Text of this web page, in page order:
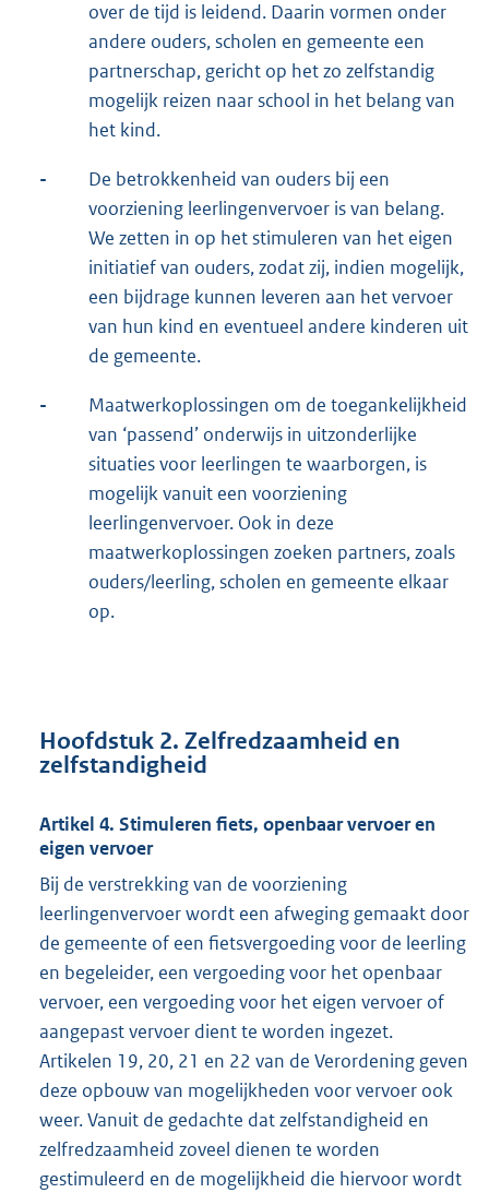
over de tijd is leidend. Daarin vormen onder
andere ouders, scholen en gemeente een
partnerschap, gericht op het zo zelfstandig
mogelijk reizen naar school in het belang van
het kind.
-
De betrokkenheid van ouders bij een
voorziening leerlingenvervoer is van belang.
We zetten in op het stimuleren van het eigen
initiatief van ouders, zodat zij, indien mogelijk,
een bijdrage kunnen leveren aan het vervoer
van hun kind en eventueel andere kinderen uit
de gemeente.
-
Maatwerkoplossingen om de toegankelijkheid
van ‘passend’ onderwijs in uitzonderlijke
situaties voor leerlingen te waarborgen, is
mogelijk vanuit een voorziening
leerlingenvervoer. Ook in deze
maatwerkoplossingen zoeken partners, zoals
ouders/leerling, scholen en gemeente elkaar
op.
Hoofdstuk 2. Zelfredzaamheid en
zelfstandigheid
Artikel 4. Stimuleren fiets, openbaar vervoer en
eigen vervoer
Bij de verstrekking van de voorziening
leerlingenvervoer wordt een afweging gemaakt door
de gemeente of een fietsvergoeding voor de leerling
en begeleider, een vergoeding voor het openbaar
vervoer, een vergoeding voor het eigen vervoer of
aangepast vervoer dient te worden ingezet.
Artikelen 19, 20, 21 en 22 van de Verordening geven
deze opbouw van mogelijkheden voor vervoer ook
weer. Vanuit de gedachte dat zelfstandigheid en
zelfredzaamheid zoveel dienen te worden
gestimuleerd en de mogelijkheid die hiervoor wordt